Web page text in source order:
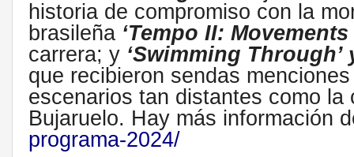
historia de compromiso con la
brasileña ‘Tempo II:
carrera; y ‘Swimming
que recibieron sendas
escenarios tan distantes como
Bujaruelo. Hay más información
programa-2024/